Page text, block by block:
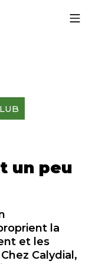
un peu
la
et les
Calydial,